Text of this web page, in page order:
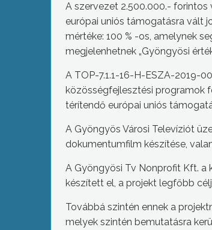
A szervezet 2.500.000.- forintos
európai uniós támogatásra vált
mértéke: 100 % -os, amelynek
megjelenhetnek „Gyöngyösi
A TOP-7.1.1-16-H-ESZA-2019-
közösségfejlesztési programok
térítendő európai uniós
A Gyöngyös Városi Televíziót
dokumentumfilm készítése,
A Gyöngyösi Tv Nonprofit Kft.
készített el, a projekt legfőbb
Továbbá szintén ennek a
melyek szintén bemutatásra